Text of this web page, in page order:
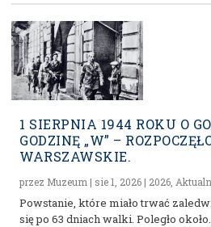
1 SIERPNIA 1944 ROKU O
GODZINĘ „W” –
WARSZAWSKIE.
przez Muzeum | sie 1, 2026 | 2026
Powstanie, które miało trwać
się po 63 dniach walki. Poległo